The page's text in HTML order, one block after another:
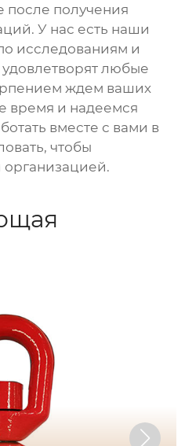
получения
У нас есть наши
исследованиям и
любые
ждем ваших
время и надеемся
вместе с вами в
чтобы
организацией.